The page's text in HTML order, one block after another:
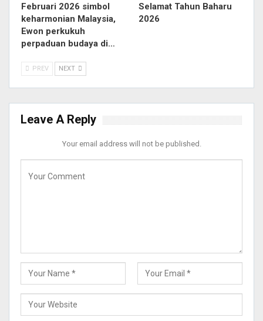
Februari 2026 simbol
keharmonian Malaysia,
Ewon perkukuh
perpaduan budaya di…
Selamat Tahun Baharu
2026
PREV NEXT
Leave A Reply
Your email address will not be published.